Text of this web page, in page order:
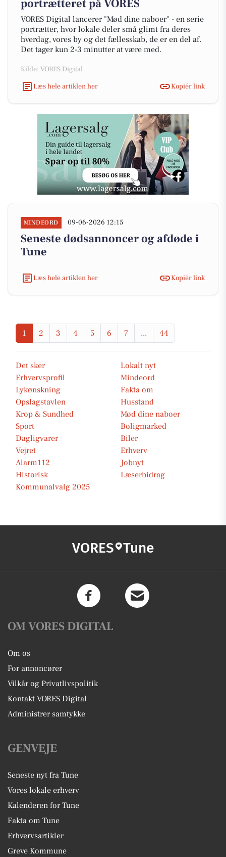
portrætteret på VORES
VORES Digital lancerer "Mød dine naboer" - en serie
portrætter, hvor lokale deler små glimt fra deres
hverdag, vores by og det fællesskab, de er en del af.
Det tager kun 2-3 minutter at være med.
Kilde: VORES Digital
Læs hele artiklen her
Kopiér link
MINDEORD 09-06-2026 12:15
Seneste dødsannoncer og afdøde i
Tune
Læs hele artiklen her Kopiér link
1 2 3 4 5 6 7 ... 44
Det sker
Lokalt nyt
Erhvervsprofil
Mindeord
Lykønskning
Fakta om
Opslagstavlen
Husstand
Krop & Sundhed
Mød dine naboer
Sport
Boligmarked
Dagligvarer
Biler
Vejret
Erhverv
Alarm112
Jobnyt
Historisk
Læserbidrag
Kommunalvalg 2025
VORES Tune
OM VORES DIGITAL
Om os
For annoncører
Vilkår og Privatlivspolitik
Kontakt VORES Digital
Administrer samtykke
GENVEJE
Seneste nyt fra Tune
Vores lokale erhverv
Kalenderen for Tune
Fakta om Tune
Erhvervsartikler
Greve Kommune